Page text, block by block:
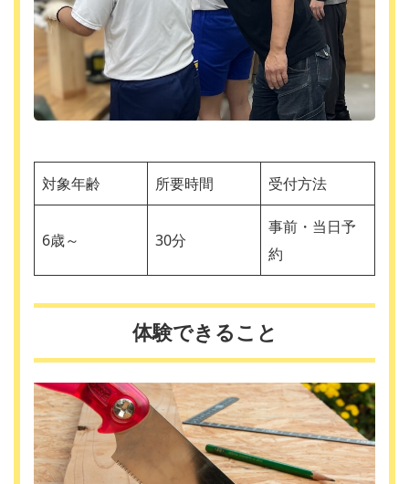
対象年齢 所要時間 受付方法
6歳～ 30分
事前・当日予
約
体験できること